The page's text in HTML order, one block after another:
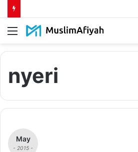
Menu
nyeri
May
- 2015 -